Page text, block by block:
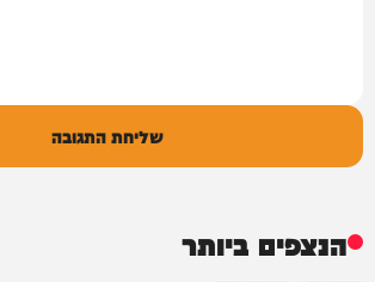
שליחת התגובה
הנצפים ביותר